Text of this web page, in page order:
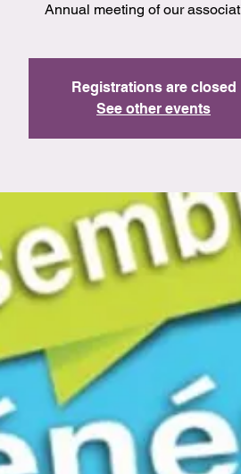
Annual meeting of our
Registrations are closed
See other events